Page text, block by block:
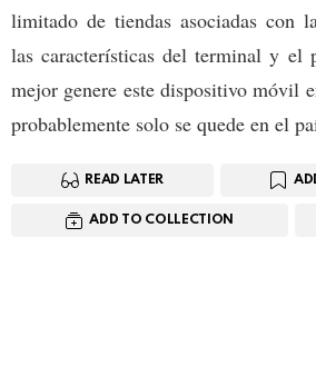
limitado de tiendas asociadas con
las características del terminal y el
mejor genere este dispositivo móvil
probablemente solo se quede en el
READ LATER
ADD TO COLLECTION